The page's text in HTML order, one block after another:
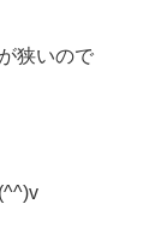
狭いので